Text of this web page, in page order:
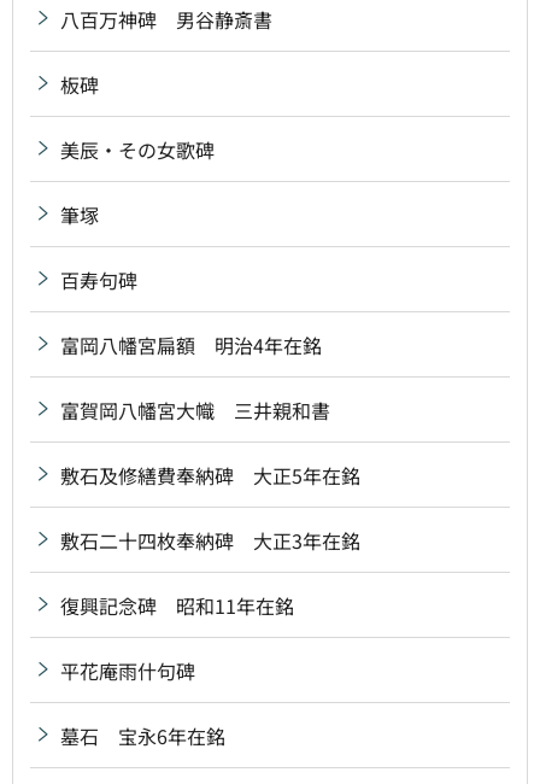
八百万神碑 男谷静斎書
板碑
美辰・その女歌碑
筆塚
百寿句碑
富岡八幡宮扁額 明治4年在銘
富賀岡八幡宮大幟 三井親和書
敷石及修繕費奉納碑 大正5年在銘
敷石二十四枚奉納碑 大正3年在銘
復興記念碑 昭和11年在銘
平花庵雨什句碑
墓石 宝永6年在銘